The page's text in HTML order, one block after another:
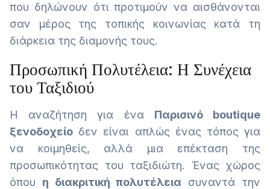
που δηλώνουν ότι προτιμούν να αισθάνονται
σαν μέρος της τοπικής κοινωνίας κατά τη
διάρκεια της διαμονής τους.
Προσωπική Πολυτέλεια: Η Συνέχεια
του Ταξιδιού
Η αναζήτηση για ένα Παρισινό boutique
ξενοδοχείο δεν είναι απλώς ένας τόπος για
να κοιμηθείς, αλλά μια επέκταση της
προσωπικότητας του ταξιδιώτη. Ένας χώρος
όπου η διακριτική πολυτέλεια συναντά την